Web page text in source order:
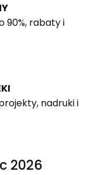
90%, rabaty i
nadruki i
2026